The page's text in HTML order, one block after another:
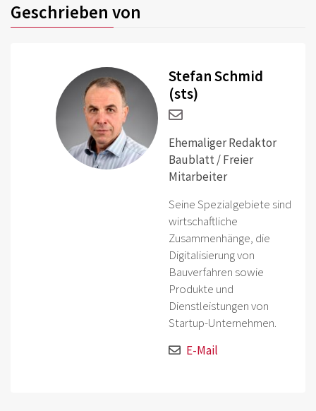
Geschrieben von
Stefan Schmid
(sts)
Ehemaliger Redaktor
Baublatt / Freier
Mitarbeiter
Seine Spezialgebiete sind
wirtschaftliche
Zusammenhänge, die
Digitalisierung von
Bauverfahren sowie
Produkte und
Dienstleistungen von
Startup-Unternehmen.
E-Mail